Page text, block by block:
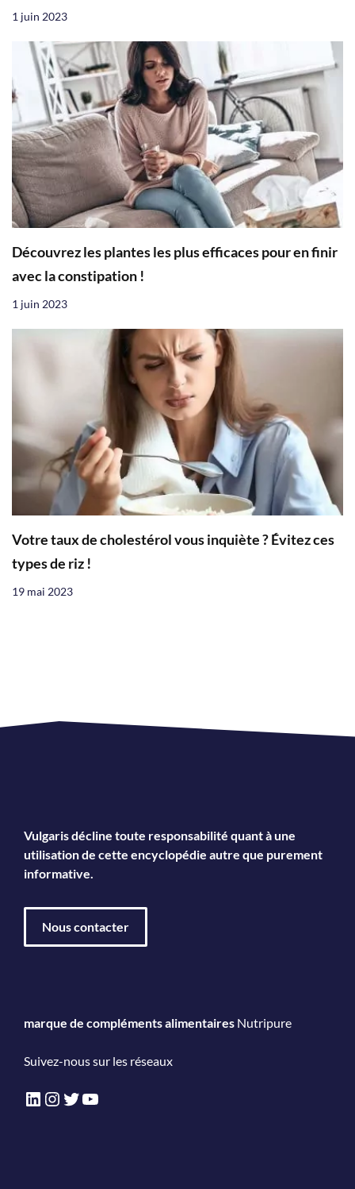
1 juin 2023
Découvrez les plantes les plus efficaces pour en finir
avec la constipation !
1 juin 2023
Votre taux de cholestérol vous inquiète ? Évitez ces
types de riz !
19 mai 2023
Vulgaris décline toute responsabilité quant à une
utilisation de cette encyclopédie autre que purement
informative.
Nous contacter
marque de compléments alimentaires Nutripure
Suivez-nous sur les réseaux
LinkedIn
Instagram
Twitter
YouTube